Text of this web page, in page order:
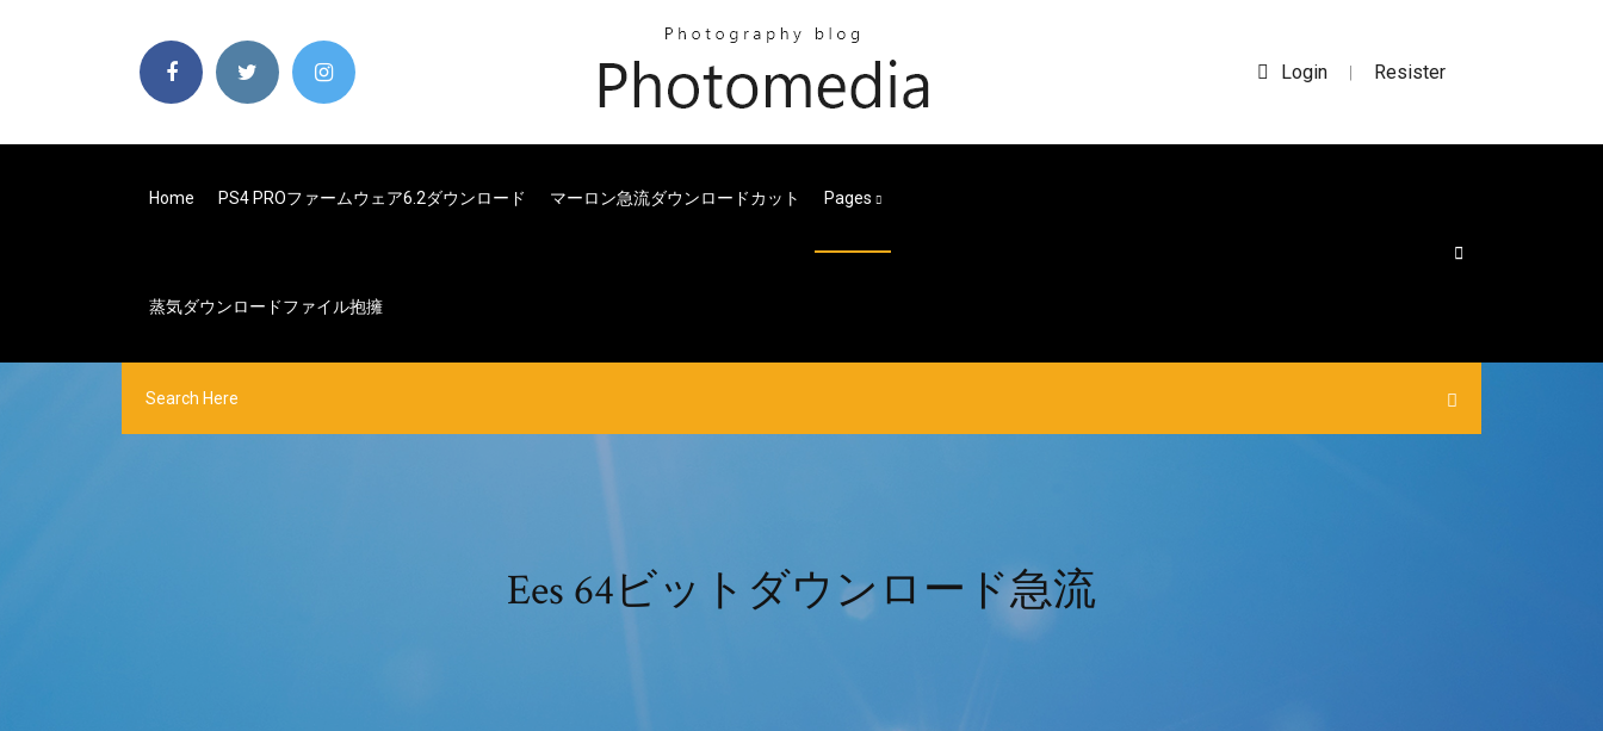
Login | Resister
Home PS4 PROファームウェア6.2ダウンロード マーロン急流ダウンロードカット Pages
蒸気ダウンロードファイル抱擁
Ees 64ビットダウンロード急流